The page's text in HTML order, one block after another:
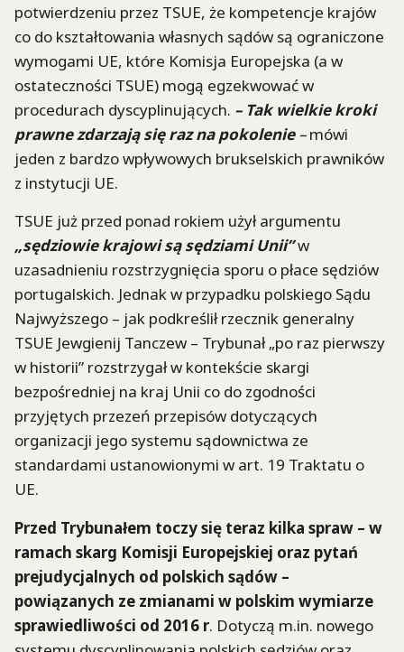
potwierdzeniu przez TSUE, że kompetencje krajów
co do kształtowania własnych sądów są ograniczone
wymogami UE, które Komisja Europejska (a w
ostateczności TSUE) mogą egzekwować w
procedurach dyscyplinujących. – Tak wielkie kroki
prawne zdarzają się raz na pokolenie–mówi
jeden z bardzo wpływowych brukselskich prawników
z instytucji UE.
TSUE już przed ponad rokiem użył argumentu
„sędziowie krajowi są sędziami Unii”w
uzasadnieniu rozstrzygnięcia sporu o płace sędziów
portugalskich. Jednak w przypadku polskiego Sądu
Najwyższego – jak podkreślił rzecznik generalny
TSUE Jewgienij Tanczew – Trybunał „po raz pierwszy
w historii” rozstrzygał w kontekście skargi
bezpośredniej na kraj Unii co do zgodności
przyjętych przezeń przepisów dotyczących
organizacji jego systemu sądownictwa ze
standardami ustanowionymi w art. 19 Traktatu o
UE.
Przed Trybunałem toczy się teraz kilka spraw – w
ramach skarg Komisji Europejskiej oraz pytań
prejudycjalnych od polskich sądów –
powiązanych ze zmianami w polskim wymiarze
sprawiedliwości od 2016 r. Dotyczą m.in. nowego